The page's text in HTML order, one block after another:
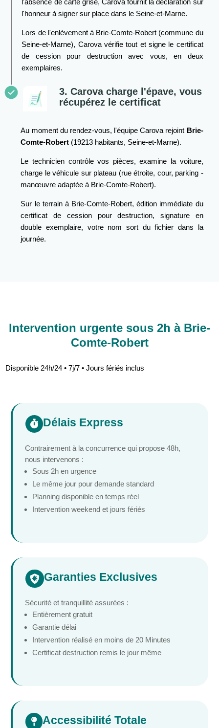
l'absence de carte grise, Carova fournit la déclaration sur
l'honneur à signer sur place dans le Seine-et-Marne.
Lors de l'enlèvement à Brie-Comte-Robert (commune du
Seine-et-Marne), Carova vérifie tout et signe le certificat
de cession pour destruction avec vous, en deux
exemplaires.
3. Carova charge l'épave, vous
récupérez le certificat
Au moment du rendez-vous, l'équipe Carova rejoint Brie-
Comte-Robert (19213 habitants, Seine-et-Marne).
Le technicien contrôle vos pièces, examine la voiture,
charge le véhicule sur plateau (rue étroite, cour, parking -
manœuvre adaptée à Brie-Comte-Robert).
Sur le terrain à Brie-Comte-Robert, édition immédiate du
certificat de cession pour destruction, signature en
double exemplaire, votre nom sort du fichier dans la
journée.
Intervention urgente sous 2h à Brie-
Comte-Robert
Disponible 24h/24 • 7j/7 • Jours fériés inclus
 Délais Express
Contrairement à la concurrence qui propose 48h,
nous intervenons :
Sous 2h en urgence
Le même jour pour demande standard
Planning disponible en temps réel
Intervention weekend et jours fériés
 Garanties Exclusives
Sécurité et tranquillité assurées :
Entièrement gratuit
Garantie délai
Intervention réalisé en moins de 20 Minutes
Certificat destruction remis le jour même
 Accessibilité Totale